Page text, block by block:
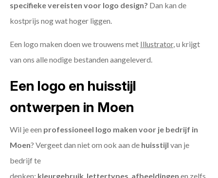
specifieke vereisten voor logo design? Dan kan de
kostprijs nog wat hoger liggen.
Een logo maken doen we trouwens met Illustrator, u krijgt
van ons alle nodige bestanden aangeleverd.
Een logo en huisstijl
ontwerpen in Moen
Wil je een professioneel logo maken voor je bedrijf in
Moen? Vergeet dan niet om ook aan de huisstijl van je
bedrijf te
denken: kleurgebruik lettertypes afbeeldingen en zelfs